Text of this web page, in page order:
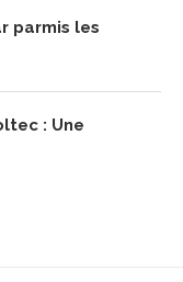
parmis les
: Une